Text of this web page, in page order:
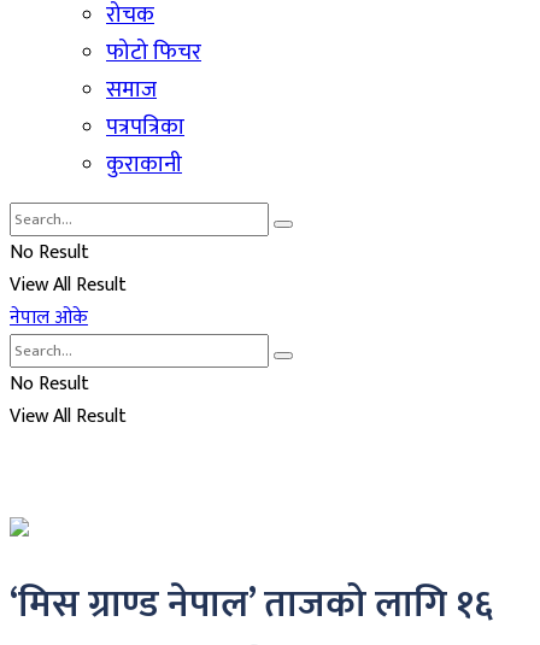
रोचक
फोटो फिचर
समाज
पत्रपत्रिका
कुराकानी
No Result
View All Result
नेपाल ओके
No Result
View All Result
‘मिस ग्राण्ड नेपाल’ ताजको लागि १६